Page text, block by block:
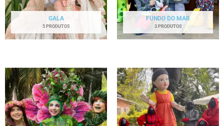
GALA
5 PRODUTOS
FUNDO DO MAR
3 PRODUTOS